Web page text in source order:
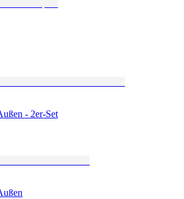
- 2er-Set